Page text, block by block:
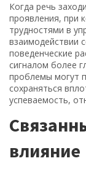
Когда речь
проявления, при
трудностями в
взаимодействии
поведенческие
сигналом более
проблемы могут
сохраняться
успеваемость,
влияние